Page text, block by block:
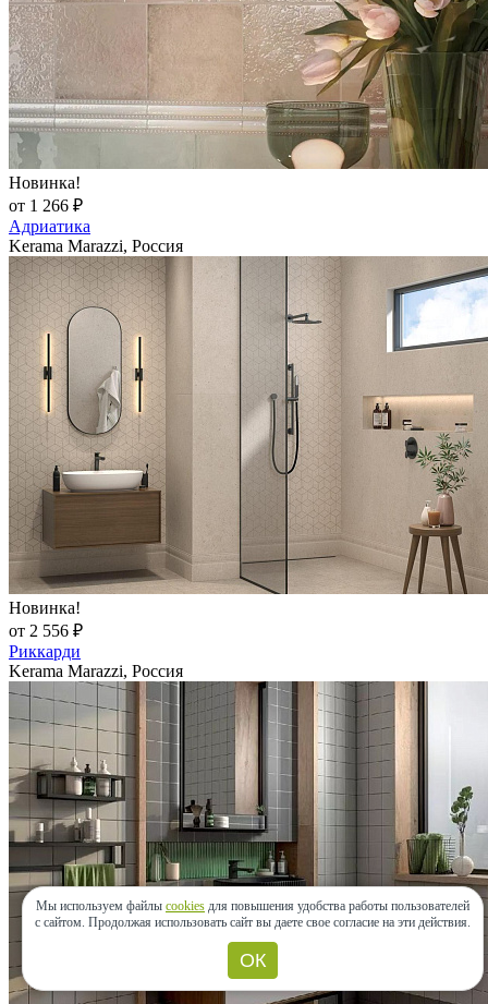
Новинка!
от 1 266 ₽
Адриатика
Kerama Marazzi, Россия
Новинка!
от 2 556 ₽
Риккарди
Kerama Marazzi, Россия
Мы используем файлы cookies для повышения удобства работы пользователей
с сайтом. Продолжая использовать сайт вы даете свое согласие на эти действия.
ОК